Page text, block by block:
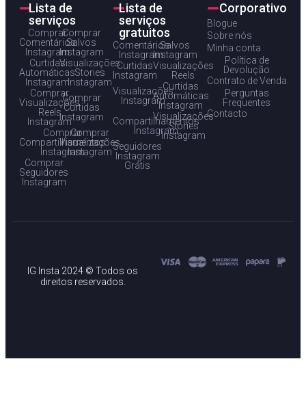
Lista de
serviços
Comprar
Comentários
Instagram
Comprar
Salvos
Instagram
Curtidas
Automáticas
Instagram
Visualizações
Stories
Instagram
Comprar
Visualizações
Reels
Instagram
Comprar
Curtidas
Instagram
Comprar
Compartilhamentos
Instagram
Comprar
Visualizações
Instagram
Comprar
Seguidores
Instagram
Lista de
serviços
gratuitos
Comentários
Instagram
Salvos
Instagram
Curtidas
Instagram
Visualizações
Reels
Visualizações
Instagram
Curtidas
Automáticas
Instagram
Compartilhamentos
Instagram
Visualizações
Stories
Instagram
Seguidores
Instagram
Grátis
Corporativo
Blogue
Sobre nós
Minha conta
Política de
Devolução
Contrato de Venda
Perguntas
Frequentes
Contacto
IG Insta 2024 © Todos os
direitos reservados.